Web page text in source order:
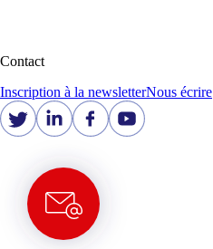
Contact
Inscription à la newsletterNous écrire